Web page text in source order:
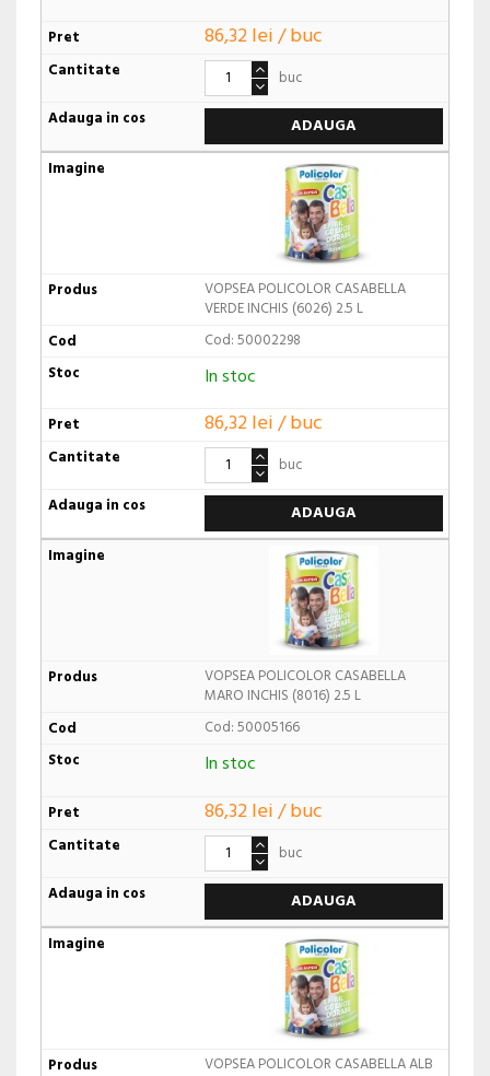
86,32 lei / buc
buc
ADAUGA
VOPSEA POLICOLOR CASABELLA
VERDE INCHIS (6026) 2.5 L
Cod: 50002298
In stoc
86,32 lei / buc
buc
ADAUGA
VOPSEA POLICOLOR CASABELLA
MARO INCHIS (8016) 2.5 L
Cod: 50005166
In stoc
86,32 lei / buc
buc
ADAUGA
VOPSEA POLICOLOR CASABELLA ALB